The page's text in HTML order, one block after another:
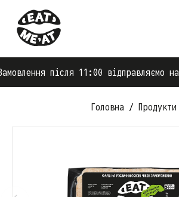
після 11:00 відправляємо
Головна Продукти